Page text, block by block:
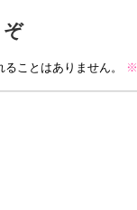
ぞ
ことはありません。 ※